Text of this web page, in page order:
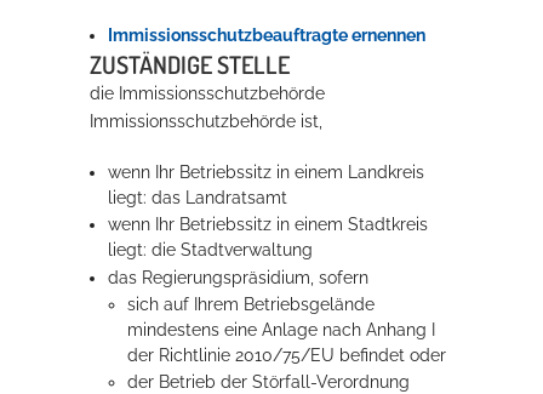
Immissionsschutzbeauftragte ernennen
ZUSTÄNDIGE STELLE
die Immissionsschutzbehörde
Immissionsschutzbehörde ist,
wenn Ihr Betriebssitz in einem Landkreis
liegt: das Landratsamt
wenn Ihr Betriebssitz in einem Stadtkreis
liegt: die Stadtverwaltung
das Regierungspräsidium, sofern
sich auf Ihrem Betriebsgelände
mindestens eine Anlage nach Anhang I
der Richtlinie 2010/75/EU befindet oder
der Betrieb der Störfall-Verordnung